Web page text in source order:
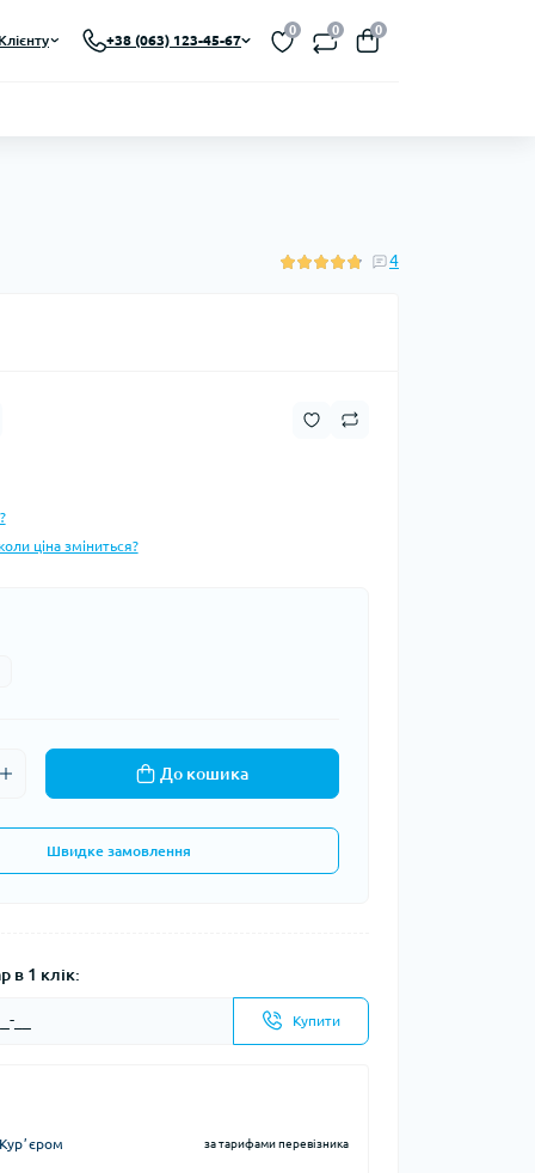
Клієнту +38 (063) 123-45-67
0 0 0
4
ціна зміниться?
До кошика
Швидке замовлення
в 1 клік:
Купити
за тарифами перевізника